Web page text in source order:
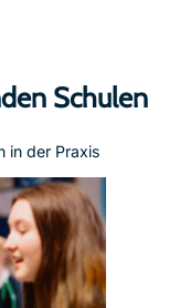
Schulen
in der Praxis